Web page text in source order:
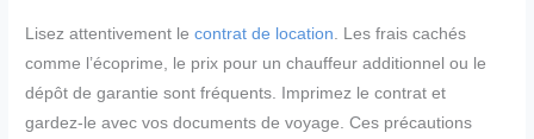
Lisez attentivement lecontrat de location . Les frais cachés
comme l’écoprime, le prix pour un chauffeur additionnel ou le
dépôt de garantie sont fréquents. Imprimez le contrat et
gardez-le avec vos documents de voyage. Ces précautions